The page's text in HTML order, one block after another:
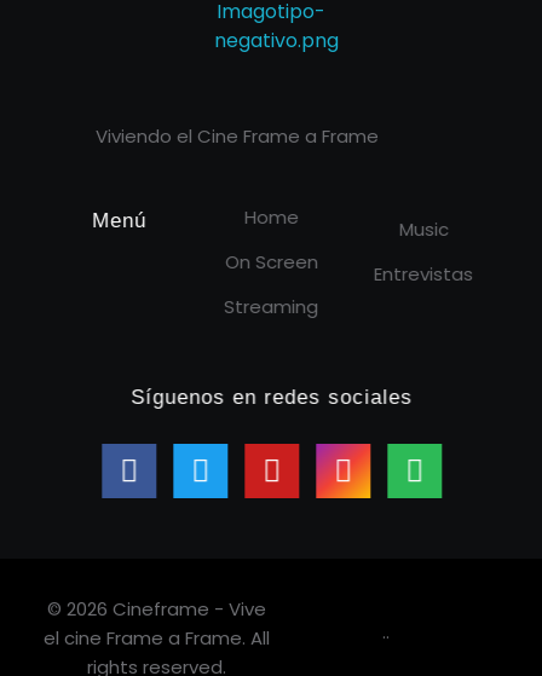
Viviendo el Cine Frame a Frame
Menú
Home
On Screen
Streaming
Music
Entrevistas
Síguenos en redes sociales
© 2026 Cineframe - Vive
el cine Frame a Frame. All
rights reserved.
..